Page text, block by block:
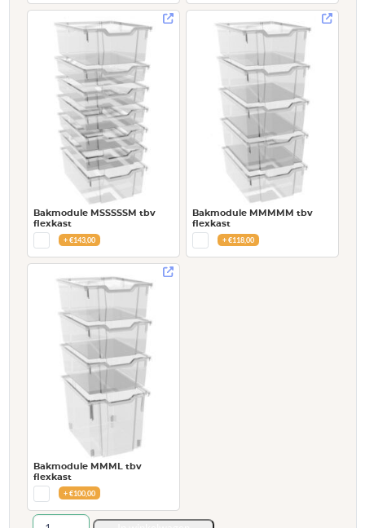
Bakmodule MSSSSSM tbv
flexkast
+€143,00
Bakmodule MMMMM tbv
flexkast
+€118,00
Bakmodule MMML tbv
flexkast
+€100,00
Flex-